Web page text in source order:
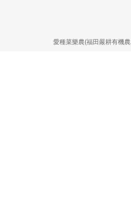
愛種菜樂農(福田嚴耕有機